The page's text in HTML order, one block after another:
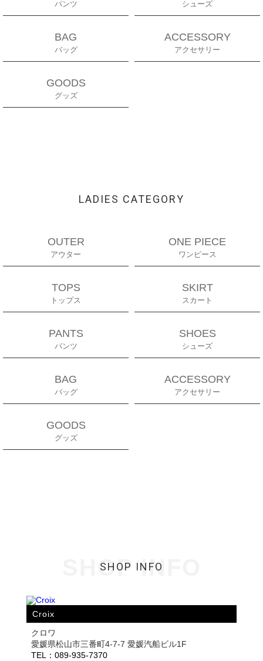
パンツ シューズ
BAG
バッグ
ACCESSORY
アクセサリー
GOODS
グッズ
LADIES CATEGORY
OUTER
アウター
ONE PIECE
ワンピース
TOPS
トップス
SKIRT
スカート
PANTS
パンツ
SHOES
シューズ
BAG
バッグ
ACCESSORY
アクセサリー
GOODS
グッズ
SHOP INFO
SHOP INFO
Croix
クロワ
愛媛県松山市三番町4-7-7 愛媛汽船ビル1F
TEL：089-935-7370